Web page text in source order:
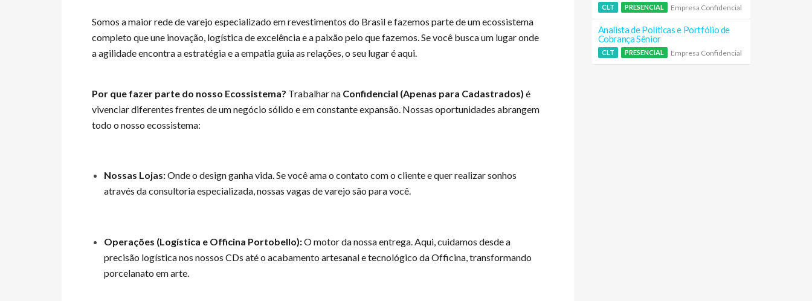
Somos a maior rede de varejo especializado em revestimentos do Brasil e fazemos parte de um ecossistema
completo que une inovação, logística de excelência e a paixão pelo que fazemos. Se você busca um lugar onde
a agilidade encontra a estratégia e a empatia guia as relações, o seu lugar é aqui.
Por que fazer parte do nosso Ecossistema? Trabalhar na Confidencial (Apenas para Cadastrados) é
vivenciar diferentes frentes de um negócio sólido e em constante expansão. Nossas oportunidades abrangem
todo o nosso ecossistema:
Nossas Lojas:Onde o design ganha vida. Se você ama o contato com o cliente e quer realizar sonhos
através da consultoria especializada, nossas vagas de varejo são para você.
Operações (Logística e Officina Portobello):O motor da nossa entrega. Aqui, cuidamos desde a
precisão logística nos nossos CDs até o acabamento artesanal e tecnológico da Officina, transformando
porcelanato em arte.
CLT PRESENCIAL Empresa Confidencial
Analista de Políticas e Portfólio de
Cobrança Sênior
CLT PRESENCIAL Empresa Confidencial